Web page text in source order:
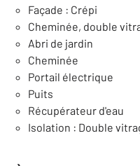
Façade : Crépi
Cheminée, double
Abri de jardin
Cheminée
Portail électrique
Puits
Récupérateur d'eau
Isolation : Double